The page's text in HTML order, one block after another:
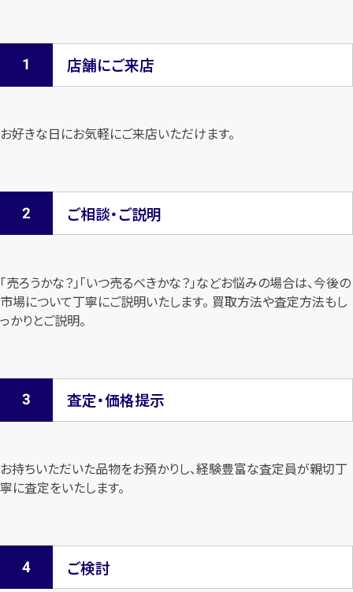
店舗にご来店
お好きな日にお気軽にご来店いただけます。
ご相談・ご説明
「売ろうかな？」「いつ売るべきかな？」などお悩みの場合は、今後の
市場について丁寧にご説明いたします。 買取方法や査定方法もし
っかりとご説明。
査定・価格提示
お持ちいただいた品物をお預かりし、経験豊富な査定員が親切丁
寧に査定をいたします。
ご検討